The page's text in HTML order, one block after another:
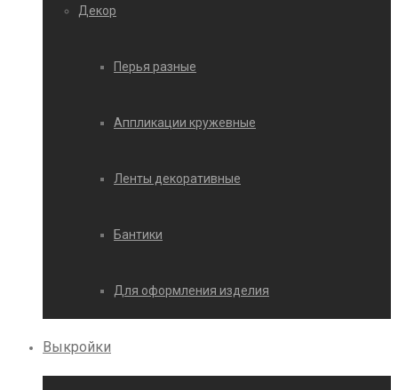
Декор
Перья разные
Аппликации кружевные
Ленты декоративные
Бантики
Для оформления изделия
Выкройки